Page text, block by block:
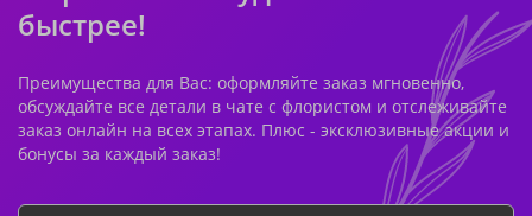
быстрее!
Преимущества для Вас: оформляйте заказ мгновенно,
обсуждайте все детали в чате с флористом и отслеживайте
заказ онлайн на всех этапах. Плюс - эксклюзивные акции и
бонусы за каждый заказ!